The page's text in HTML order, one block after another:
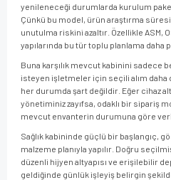
yenileneceği durumlarda kurulum
Çünkü bu model, ürün araştırma
unutulma riskini azaltır. Özellikle ASM,
yapılarında bu tür toplu planlama daha
Buna karşılık mevcut kabinini sadece
isteyen işletmeler için seçili alım daha
her durumda şart değildir. Eğer cihaz
yönetiminiz zayıfsa, odaklı bir sipariş
mevcut envanterin durumuna göre
Sağlık kabininde güçlü bir başlangıç,
malzeme planıyla yapılır. Doğru
düzenli hijyen altyapısı ve erişilebilir
geldiğinde günlük işleyiş belirgin